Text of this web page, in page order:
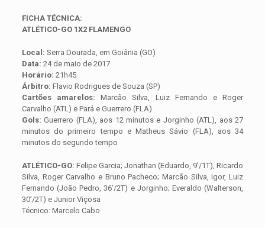
FICHA TÉCNICA:
ATLÉTICO-GO 1X2 FLAMENGO
Local: Serra Dourada, em Goiânia (GO)
Data: 24 de maio de 2017
Horário: 21h45
Árbitro: Flavio Rodrigues de Souza (SP)
Cartões amarelos: Marcão Silva, Luiz Fernando e Roger
Carvalho (ATL) e Pará e Guerrero (FLA)
Gols: Guerrero (FLA), aos 12 minutos e Jorginho (ATL), aos 27
minutos do primeiro tempo e Matheus Sávio (FLA), aos 34
minutos do segundo tempo
ATLÉTICO-GO: Felipe Garcia; Jonathan (Eduardo, 9’/1T), Ricardo
Silva, Roger Carvalho e Bruno Pacheco; Marcão Silva, Igor, Luiz
Fernando (João Pedro, 36’/2T) e Jorginho; Everaldo (Walterson,
30’/2T) e Junior Viçosa
Técnico: Marcelo Cabo